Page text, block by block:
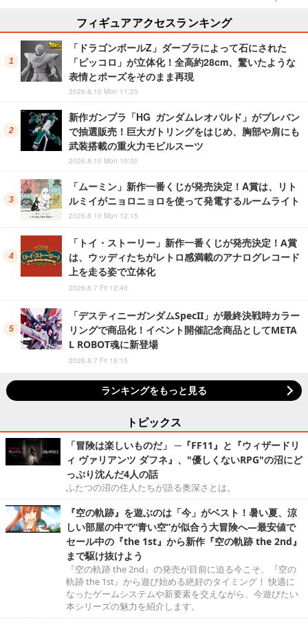
フィギュアアクセスランキング
「ドラゴンボールZ」ダーブラによって石にされた
「ピッコロ」が立体化！全高約28cm、驚いたような
表情とポーズをそのまま再現
2026.8.10 Mon 11:25
新作ガンプラ「HG ガンダムレオパルド」がプレバン
で抽選販売！巨大ガトリングをはじめ、胸部や肩にも
武装搭載の重火力モビルスーツ
2026.8.10 Mon 10:00
「ムーミン」新作一番くじが発売決定！A賞は、リト
ルミイがニョロニョロを使って発電するルームライト
2026.8.10 Mon 12:15
「トイ・ストーリー」新作一番くじが発売決定！A賞
は、ウッディたちがレトロ感満載のアナログレコード
上を走る姿で立体化
2026.8.7 Fri 12:40
「デスティニーガンダムSpecII」が最終決戦時カラー
リングで商品化！イベント開催記念商品としてMETA
L ROBOT魂に新登場
2026.8.7 Fri 15:15
ランキングをもっと見る
トピックス
「冒険は楽しいものだ」 ─『FF11』と『ウィザードリ
ィ ヴァリアンツ ダフネ』、"優しくないRPG"の沼にど
っぷり沈んだ4人の話
ふたつの沼の住人たちが語る奥深さとは。
『空の軌跡』を遊ぶのは「今」がベスト！暑い夏、涼
しい部屋の中で“青い空”が似合う大冒険へ―最安値で
セール中の『the 1st』から新作『空の軌跡 the 2nd』
まで駆け抜けよう
『空の軌跡 the 2nd』の発売が目前に迫る今こそ、『空の
軌跡 the 1st』から遊び始める絶好のタイミング！ 快適に
なったゲームシステムや新要素を交えながら、今遊びたい
本シリーズの魅力を紹介します。